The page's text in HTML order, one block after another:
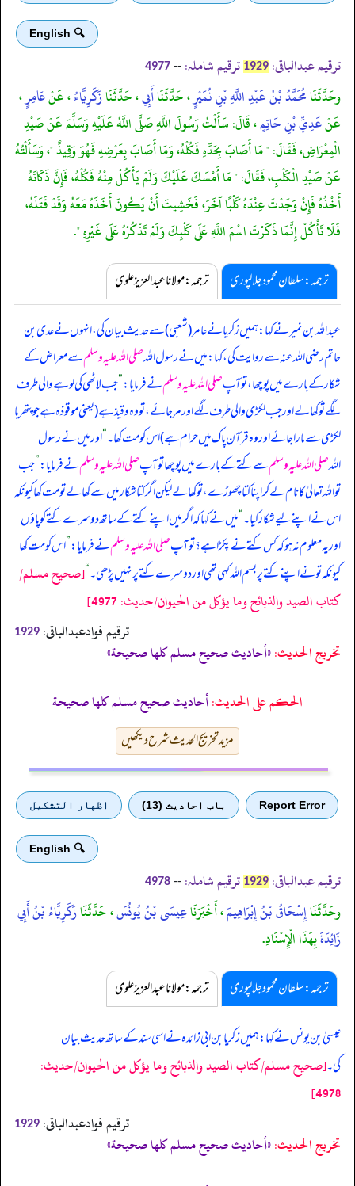
🔍 English
ترقیم عبدالباقی: 1929 ترقیم شاملہ: --
4977
وحَدَّثَنَامُحَمَّدُ بْنُ عَبْدِ اللَّهِ بْنِ نُمَيْرٍ، حَدَّثَنَاأَبِي، حَدَّثَنَازَكَرِيَّاءُ، عَنْعَامِرٍ،
عَنْعَدِيِّ بْنِ حَاتِمٍ، قَالَ: سَأَلْتُ رَسُولَ اللَّهِ صَلَّى اللَّهُ عَلَيْهِ وَسَلَّمَ عَنْ صَيْدِ
الْمِعْرَاضِ، فَقَالَ: " مَا أَصَابَ بِحَدِّهِ فَكُلْهُ، وَمَا أَصَابَ بِعَرْضِهِ فَهُوَ وَقِيذٌ "، وَسَأَلْتُهُ
عَنْ صَيْدِ الْكَلْبِ، فَقَالَ: " مَا أَمْسَكَ عَلَيْكَ وَلَمْ يَأْكُلْ مِنْهُ فَكُلْهُ، فَإِنَّ ذَكَاتَهُ
أَخْذُهُ فَإِنْ وَجَدْتَ عِنْدَهُ كَلْبًا آخَرَ، فَخَشِيتَ أَنْ يَكُونَ أَخَذَهُ مَعَهُ وَقَدْ قَتَلَهُ،
فَلَا تَأْكُلْ إِنَّمَا ذَكَرْتَ اسْمَ اللَّهِ عَلَى كَلْبِكَ وَلَمْ تَذْكُرْهُ عَلَى غَيْرِهِ ".
ترجمہ:سلطان محمود جلالپوری ترجمہ:مولانا عبدالعزیز علوی
عبداللہ بن نمیر نے کہا: ہمیں زکریا نے عامر (شعبی) سے حدیث بیان کی، انہوں نے عدی بن
حاتم رضی اللہ عنہ سے روایت کی، کہا: میں نے رسول اللہصلی اللہ علیہ وسلمسے معراض کے
شکار کے بارے میں پوچھا، تو آپصلی اللہ علیہ وسلمنے فرمایا:”جب لاٹھی کی لوہے والی طرف
لگے تو کھا لے اور جب لکڑی والی طرف لگے اور مر جائے، تو وہ وقیذ ہے (یعنی موقوذہ ہے جو پتھر یا
لکڑی سے مارا جائے اور وہ قرآن پاک میں حرام ہے) اس کو مت کھا۔“اور میں نے رسول
اللہصلی اللہ علیہ وسلمسے کتے کے بارے میں پوچھا تو آپصلی اللہ علیہ وسلمنے فرمایا:”جب
تو اللہ تعالیٰ کا نام لے کر اپنا کتا چھوڑے، تو کھا لے لیکن اگر کتا شکار میں سے کھا لے تو مت کھا کیونکہ
اس نے اپنے لیے شکار کیا۔“میں نے کہا کہ اگر میں اپنے کتے کے ساتھ دوسرے کتے کو پاؤں
اور یہ معلوم نہ ہو کہ کس کتے نے پکڑا ہے؟ تو آپصلی اللہ علیہ وسلمنے فرمایا:”اس کو مت کھا
کیونکہ تو نے اپنے کتے پر بسم اللہ کہی تھی اور دوسرے کتے پر نہیں پڑھی۔“[صحيح مسلم/
كتاب الصيد والذبائح وما يؤكل من الحيوان/حدیث: 4977]
ترقیم فوادعبدالباقی: 1929
تخریج الحدیث:«أحاديث صحيح مسلم كلها صحيحة»
الحكم على الحديث:أحاديث صحيح مسلم كلها صحيحة
مزید تخریج الحدیث شرح دیکھیں
Report Error باب احادیث (13) اظهار التشكيل
🔍 English
ترقیم عبدالباقی: 1929 ترقیم شاملہ: --
4978
وحَدَّثَنَاإِسْحَاقُ بْنُ إِبْرَاهِيمَ، أَخْبَرَنَاعِيسَى بْنُ يُونُسَ، حَدَّثَنَازَكَرِيَّاءُ بْنُ أَبِي
زَائِدَةَبِهَذَا الْإِسْنَادِ.
ترجمہ:سلطان محمود جلالپوری ترجمہ:مولانا عبدالعزیز علوی
عیسیٰ بن یونس نے کہا: ہمیں زکریا بن ابی زائدہ نے اسی سند کے ساتھ حدیث بیان
کی۔[صحيح مسلم/كتاب الصيد والذبائح وما يؤكل من الحيوان/حدیث:
4978]
ترقیم فوادعبدالباقی: 1929
تخریج الحدیث:«أحاديث صحيح مسلم كلها صحيحة»